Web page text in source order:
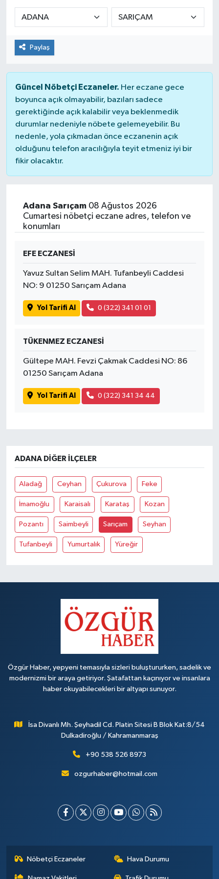
Paylaş
Güncel Nöbetçi Eczaneler. Her eczane gece
boyunca açık olmayabilir, bazıları sadece
gerektiğinde açık kalabilir veya beklenmedik
durumlar nedeniyle nöbete gelemeyebilir. Bu
nedenle, yola çıkmadan önce eczanenin açık
olduğunu telefon aracılığıyla teyit etmeniz iyi bir
fikir olacaktır.
Adana Sarıçam08 Ağustos 2026
Cumartesi nöbetçi eczane adres, telefon ve
konumları
EFE ECZANESİ
Yavuz Sultan Selim MAH. Tufanbeyli Caddesi
NO: 9 01250 Sarıçam Adana
Yol Tarifi Al 0 (322) 341 01 01
TÜKENMEZ ECZANESİ
Gültepe MAH. Fevzi Çakmak Caddesi NO: 86
01250 Sarıçam Adana
Yol Tarifi Al 0 (322) 341 34 44
ADANA DIĞER İLÇELER
Aladağ Ceyhan Çukurova Feke
İmamoğlu Karaisalı Karataş Kozan
Pozantı Saimbeyli Sarıçam Seyhan
Tufanbeyli Yumurtalık Yüreğir
Özgür Haber, yepyeni temasıyla sizleri buluştururken, sadelik ve
modernizmi bir araya getiriyor. Şatafattan kaçınıyor ve insanlara
haber okuyabilecekleri bir altyapı sunuyor.
İsa Divanlı Mh. Şeyhadil Cd. Platin Sitesi B Blok Kat:8/54
Dulkadiroğlu / Kahramanmaraş
+90 538 526 8973
ozgurhaber@hotmail.com
Nöbetçi Eczaneler Hava Durumu
Sağlık
Spor
Yaşam